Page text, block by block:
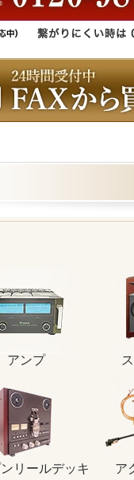
アンプ
リールデッキ ア